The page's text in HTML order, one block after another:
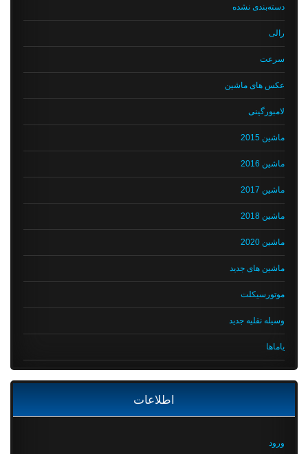
دسته‌بندی نشده
رالی
سرعت
عکس های ماشین
لامبورگینی
ماشین 2015
ماشین 2016
ماشین 2017
ماشین 2018
ماشین 2020
ماشین های جدید
موتورسیکلت
وسیله نقلیه جدید
یاماها
اطلاعات
ورود